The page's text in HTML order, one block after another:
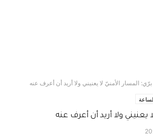
برّي: المسار الأمنيّ لا يعنيني ولا أريد أن أعرف عنه
يعنيني ولا أريد أن أعرف عنه